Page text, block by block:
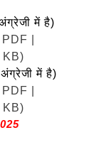
में है)
|
अंग्रेजी में है)
|